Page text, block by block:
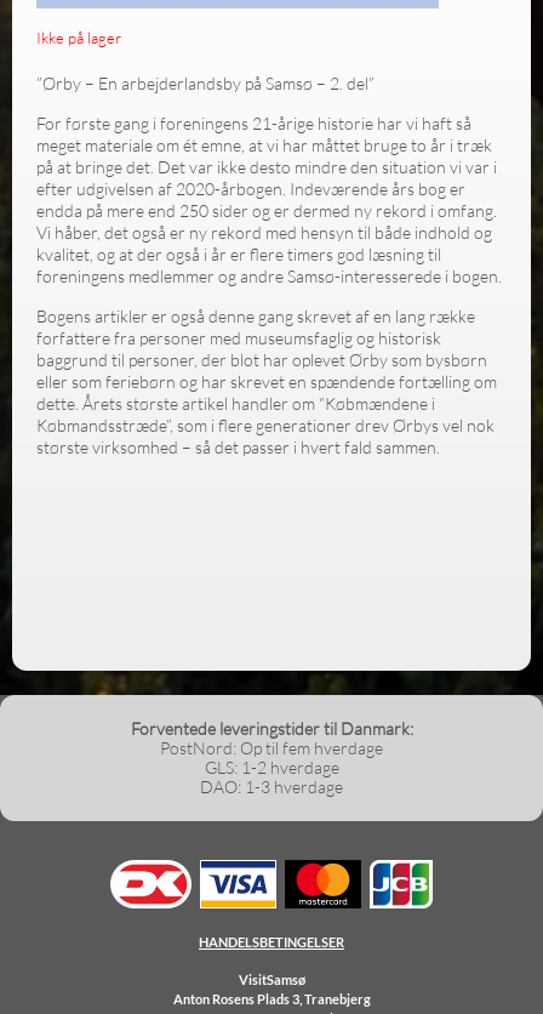
Ikke på lager
”Ørby – En arbejderlandsby på Samsø – 2. del”
For første gang i foreningens 21-årige historie har vi haft så
meget materiale om ét emne, at vi har måttet bruge to år i træk
på at bringe det. Det var ikke desto mindre den situation vi var i
efter udgivelsen af 2020-årbogen. Indeværende års bog er
endda på mere end 250 sider og er dermed ny rekord i omfang.
Vi håber, det også er ny rekord med hensyn til både indhold og
kvalitet, og at der også i år er flere timers god læsning til
foreningens medlemmer og andre Samsø-interesserede i bogen.
Bogens artikler er også denne gang skrevet af en lang række
forfattere fra personer med museumsfaglig og historisk
baggrund til personer, der blot har oplevet Ørby som bysbørn
eller som feriebørn og har skrevet en spændende fortælling om
dette. Årets største artikel handler om “Købmændene i
Købmandsstræde”, som i flere generationer drev Ørbys vel nok
største virksomhed – så det passer i hvert fald sammen.
Forventede leveringstider til Danmark:
PostNord: Op til fem hverdage
GLS: 1-2 hverdage
DAO: 1-3 hverdage
HANDELSBETINGELSER
VisitSamsø
Anton Rosens Plads 3, Tranebjerg